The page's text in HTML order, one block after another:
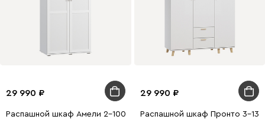
29 990
Распашной шкаф Амели 2-100x240 Белый
29 990
Распашной шкаф Пронто 3-